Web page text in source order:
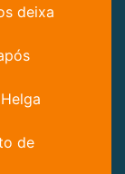
deixa
de